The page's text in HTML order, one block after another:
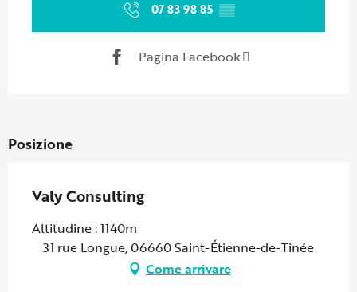
07 83 98 85 ▒▒
Pagina Facebook
Posizione
Valy Consulting
Altitudine : 1140m
31 rue Longue, 06660 Saint-Étienne-de-Tinée
Come arrivare